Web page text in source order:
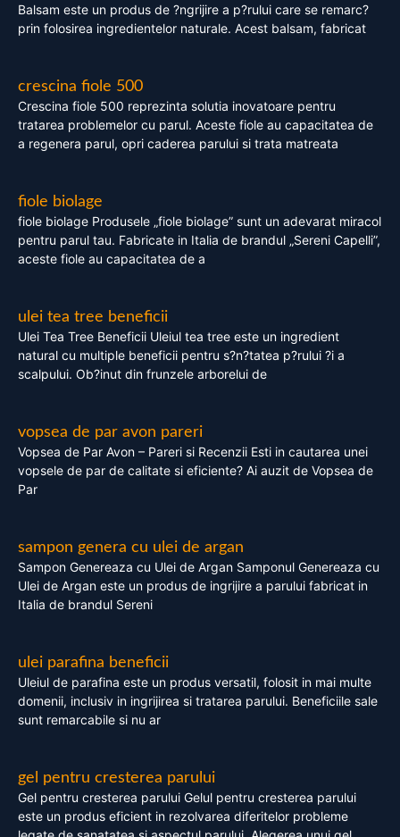
Balsam este un produs de ?ngrijire a p?rului care se remarc?
prin folosirea ingredientelor naturale. Acest balsam, fabricat
crescina fiole 500
Crescina fiole 500 reprezinta solutia inovatoare pentru
tratarea problemelor cu parul. Aceste fiole au capacitatea de
a regenera parul, opri caderea parului si trata matreata
fiole biolage
fiole biolage Produsele „fiole biolage” sunt un adevarat miracol
pentru parul tau. Fabricate in Italia de brandul „Sereni Capelli”,
aceste fiole au capacitatea de a
ulei tea tree beneficii
Ulei Tea Tree Beneficii Uleiul tea tree este un ingredient
natural cu multiple beneficii pentru s?n?tatea p?rului ?i a
scalpului. Ob?inut din frunzele arborelui de
vopsea de par avon pareri
Vopsea de Par Avon – Pareri si Recenzii Esti in cautarea unei
vopsele de par de calitate si eficiente? Ai auzit de Vopsea de
Par
sampon genera cu ulei de argan
Sampon Genereaza cu Ulei de Argan Samponul Genereaza cu
Ulei de Argan este un produs de ingrijire a parului fabricat in
Italia de brandul Sereni
ulei parafina beneficii
Uleiul de parafina este un produs versatil, folosit in mai multe
domenii, inclusiv in ingrijirea si tratarea parului. Beneficiile sale
sunt remarcabile si nu ar
gel pentru cresterea parului
Gel pentru cresterea parului Gelul pentru cresterea parului
este un produs eficient in rezolvarea diferitelor probleme